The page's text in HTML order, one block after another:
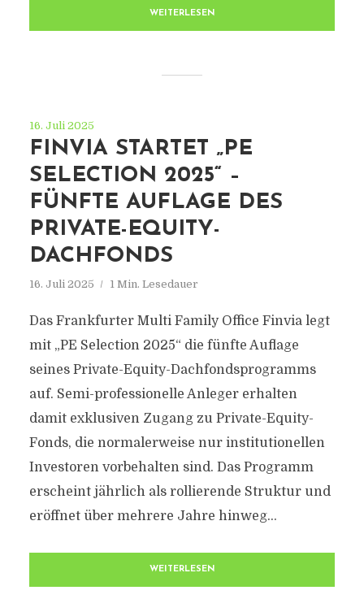
WEITERLESEN
16. Juli 2025
FINVIA STARTET „PE
SELECTION 2025“ –
FÜNFTE AUFLAGE DES
PRIVATE-EQUITY-
DACHFONDS
16. Juli 2025 1 Min. Lesedauer
Das Frankfurter Multi Family Office Finvia legt
mit „PE Selection 2025“ die fünfte Auflage
seines Private-Equity-Dachfondsprogramms
auf. Semi-professionelle Anleger erhalten
damit exklusiven Zugang zu Private-Equity-
Fonds, die normalerweise nur institutionellen
Investoren vorbehalten sind. Das Programm
erscheint jährlich als rollierende Struktur und
eröffnet über mehrere Jahre hinweg...
WEITERLESEN